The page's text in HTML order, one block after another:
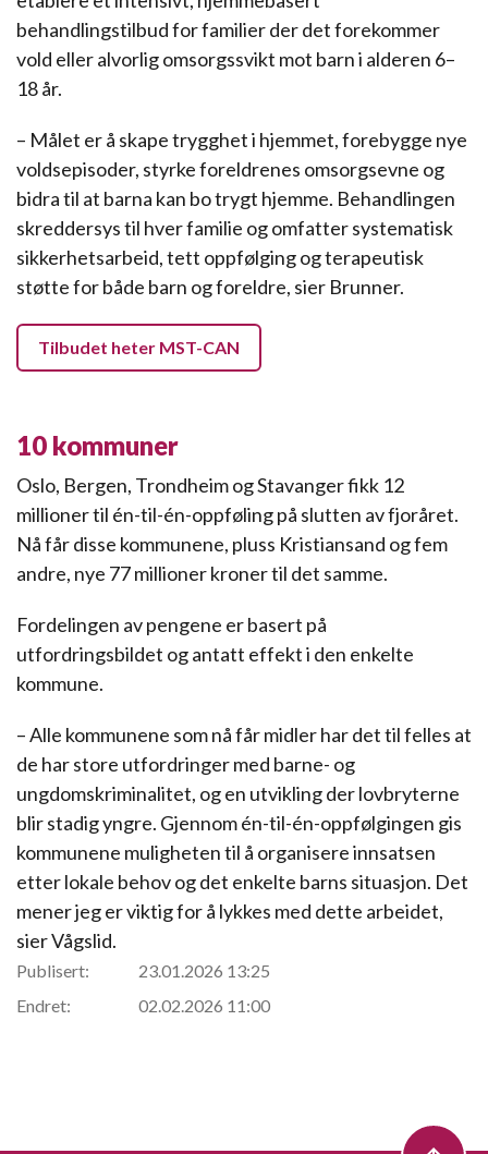
behandlingstilbud for familier der det forekommer
vold eller alvorlig omsorgssvikt mot barn i alderen 6–
18 år.
– Målet er å skape trygghet i hjemmet, forebygge nye
voldsepisoder, styrke foreldrenes omsorgsevne og
bidra til at barna kan bo trygt hjemme. Behandlingen
skreddersys til hver familie og omfatter systematisk
sikkerhetsarbeid, tett oppfølging og terapeutisk
støtte for både barn og foreldre, sier Brunner.
Tilbudet heter MST-CAN
10 kommuner
Oslo, Bergen, Trondheim og Stavanger fikk 12
millioner til én-til-én-oppføling på slutten av fjoråret.
Nå får disse kommunene, pluss Kristiansand og fem
andre, nye 77 millioner kroner til det samme.
Fordelingen av pengene er basert på
utfordringsbildet og antatt effekt i den enkelte
kommune.
– Alle kommunene som nå får midler har det til felles at
de har store utfordringer med barne- og
ungdomskriminalitet, og en utvikling der lovbryterne
blir stadig yngre. Gjennom én-til-én-oppfølgingen gis
kommunene muligheten til å organisere innsatsen
etter lokale behov og det enkelte barns situasjon. Det
mener jeg er viktig for å lykkes med dette arbeidet,
sier Vågslid.
Publisert:
23.01.2026 13:25
Endret:
02.02.2026 11:00